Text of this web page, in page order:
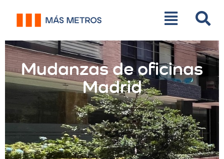
Mudanzas de oficinas
Madrid